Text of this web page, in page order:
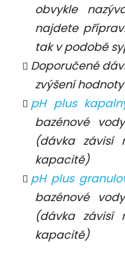
obvykle
najdete
tak v podobě
Doporučené
zvýšení hodnoty
pH plus
bazénové
(dávka závisí
kapacitě)
pH plus
bazénové
(dávka závisí
kapacitě)